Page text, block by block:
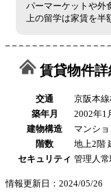
パーマーケットや外
上の留学は家賃を半
賃貸物件
交通
京阪本
築年月
2002年1
建物構造
マンシ
階数
地上2階
セキュリティ 管理人常
情報更新日：2024/05/26